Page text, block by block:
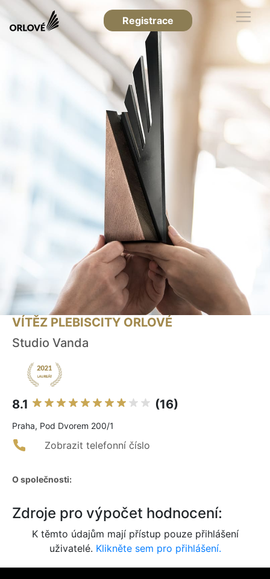
Registrace
VÍTĚZ PLEBISCITY ORLOVÉ
Studio Vanda
8.1 (16)
Praha, Pod Dvorem 200/1
Zobrazit telefonní číslo
O společnosti:
Zdroje pro výpočet hodnocení:
K těmto údajům mají přístup pouze přihlášení
uživatelé. Klikněte sem pro přihlášení.